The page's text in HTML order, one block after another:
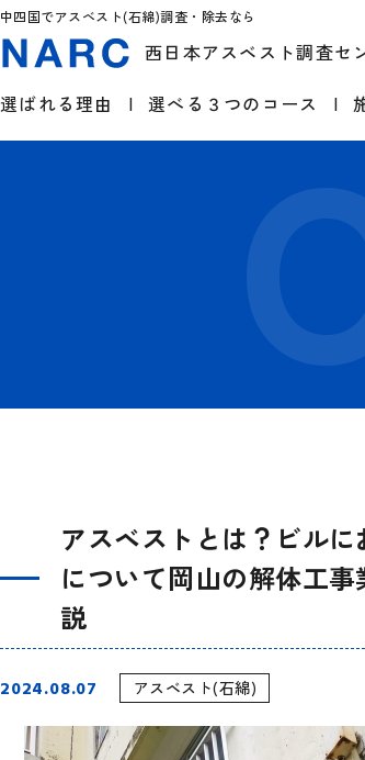
中四国でアスベスト(石綿)調査・除去なら
西日本アスベスト調査セ
選ばれる理由 選べる３つのコース
アスベストとは？ビル
について岡山の解体工
説
2024.08.07 アスベスト(石綿)